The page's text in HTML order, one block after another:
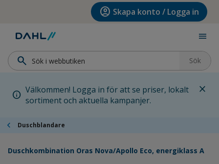
Hoppa till huvudinnehållet account_circle Skapa konto / Logga in
menu
search Sök
info Välkommen! Logga in för att se priser, lokalt
sortiment och aktuella kampanjer.
close
chevron_left Duschblandare
Duschkombination Oras Nova/Apollo Eco, energiklass A